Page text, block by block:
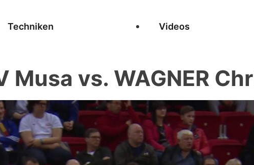
Techniken Videos
Musa vs. WAGNER